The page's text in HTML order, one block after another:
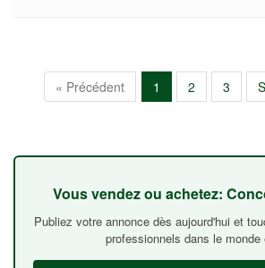
« Précédent 1 2 3
Vous vendez ou achetez:
Publiez votre annonce dès aujourd'hui et
professionnels dans le monde